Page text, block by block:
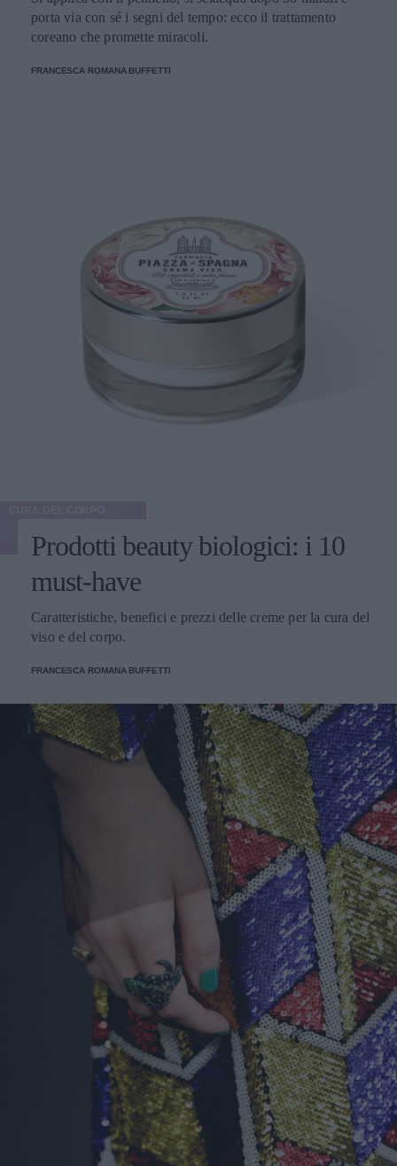
porta via con sé i segni del tempo: ecco il trattamento
coreano che promette miracoli.
FRANCESCA ROMANA BUFFETTI
Prodotti beauty biologici: i 10
must-have
Caratteristiche, benefici e prezzi delle creme per la cura del
viso e del corpo.
FRANCESCA ROMANA BUFFETTI